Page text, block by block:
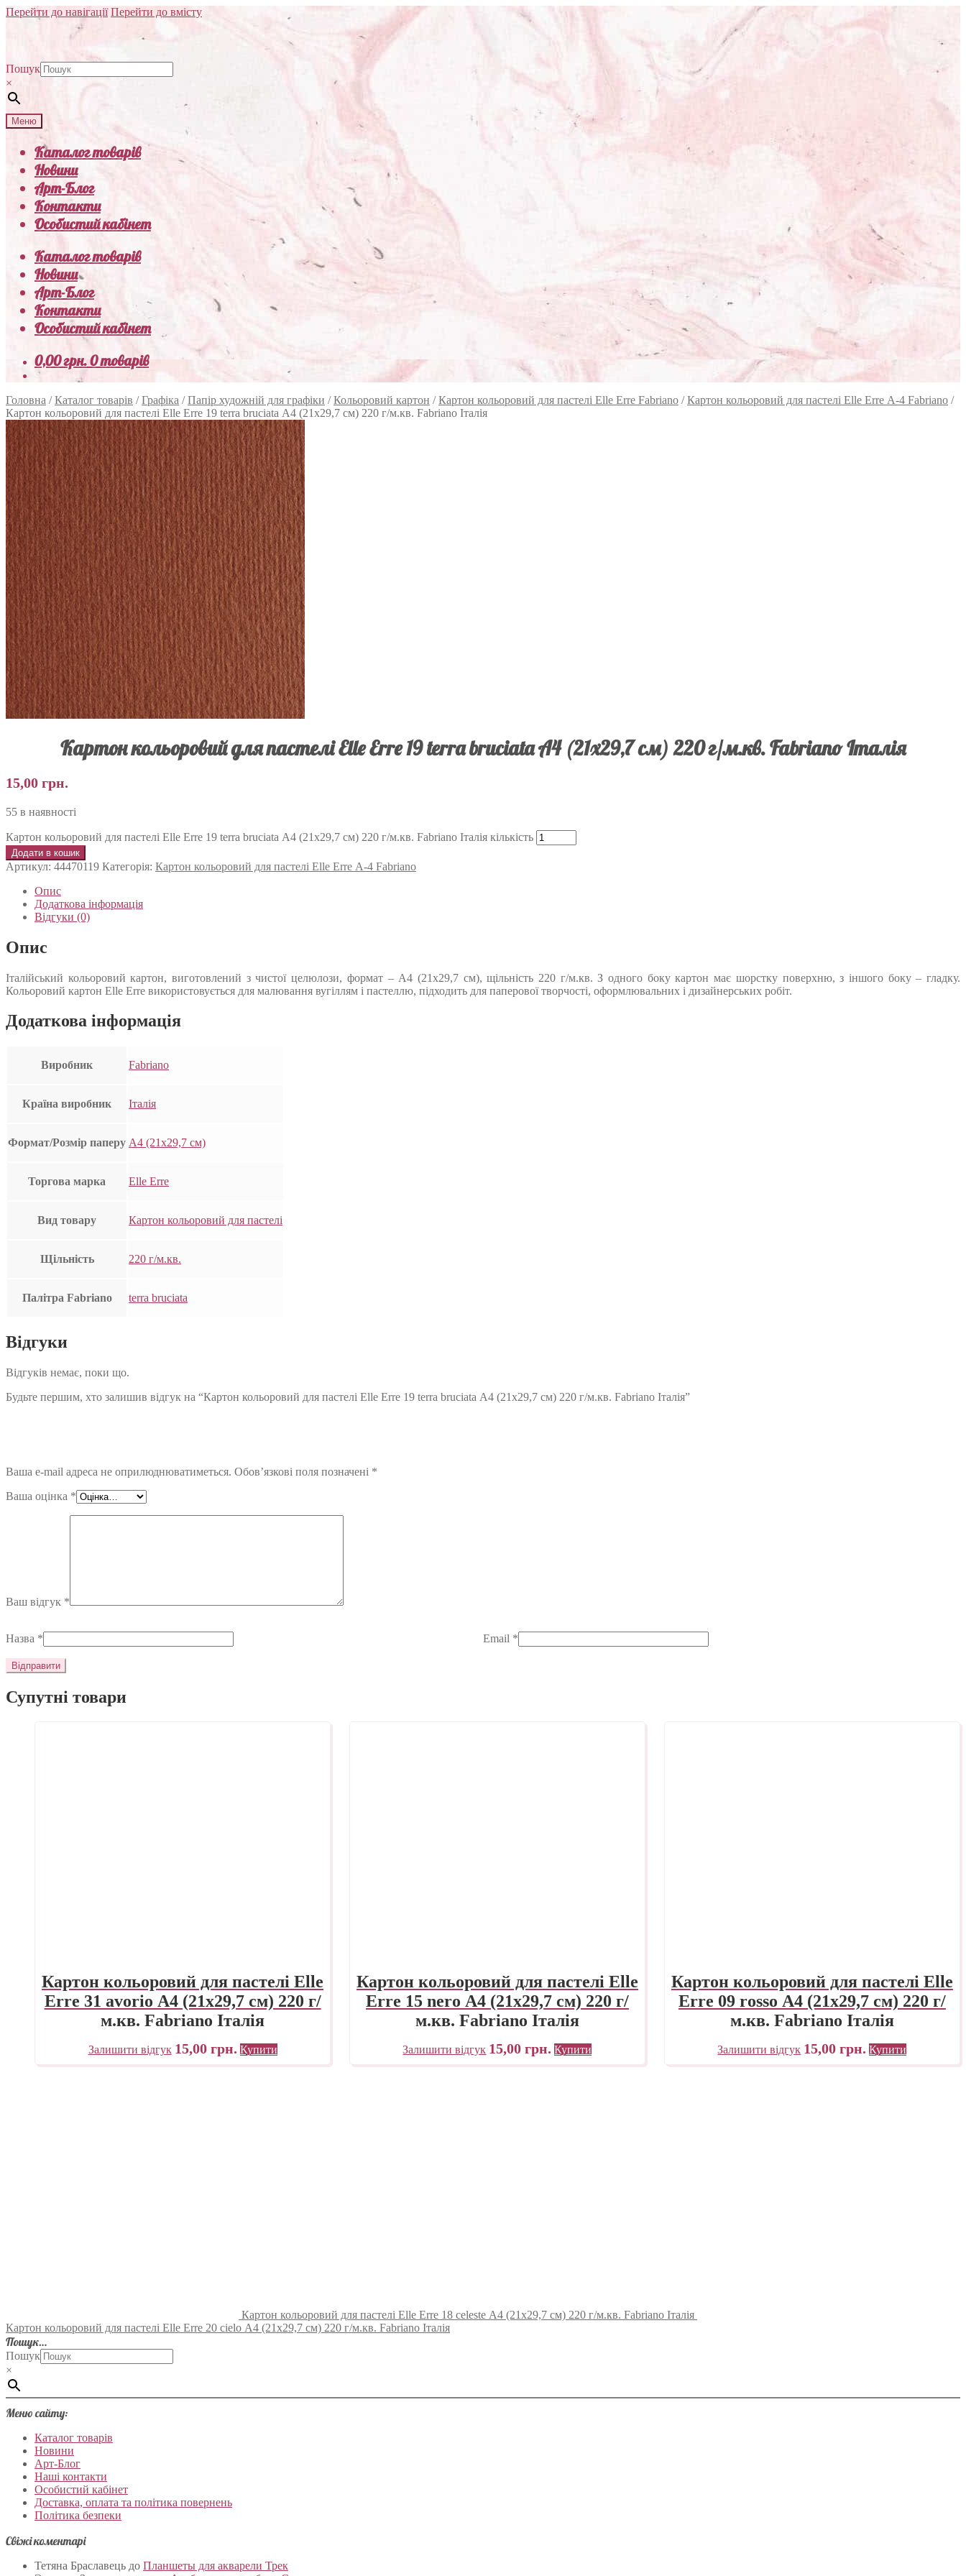
Перейти до навігації Перейти до вмісту
Пошук
×
Меню
Каталог товарів
Новини
Арт-Блог
Контакти
Особистий кабінет
Каталог товарів
Новини
Арт-Блог
Контакти
Особистий кабінет
0,00грн.0 товарів
Головна /Каталог товарів /Графіка /Папір художній для графіки /Кольоровий картон /Картон кольоровий для пастелі Elle Erre Fabriano /Картон кольоровий для пастелі Elle Erre А-4 Fabriano /
Картон кольоровий для пастелі Elle Erre 19 terra bruciata А4 (21х29,7 см) 220 г/м.кв. Fabriano Італія
Картон кольоровий для пастелі Elle Erre 19 terra bruciata А4 (21х29,7 см) 220 г/м.кв. Fabriano Італія
15,00 грн.
55 в наявності
Картон кольоровий для пастелі Elle Erre 19 terra bruciata А4 (21х29,7 см) 220 г/м.кв. Fabriano Італія кількість
Додати в кошик
Артикул: 44470119 Категорія: Картон кольоровий для пастелі Elle Erre А-4 Fabriano
Опис
Додаткова інформація
Відгуки (0)
Опис
Італійський кольоровий картон, виготовлений з чистої целюлози, формат – А4 (21х29,7 см), щільність 220 г/м.кв. З одного боку картон має шорстку поверхню, з іншого боку – гладку.
Кольоровий картон Elle Erre використовується для малювання вугіллям і пастеллю, підходить для паперової творчості, оформлювальних і дизайнерських робіт.
Додаткова інформація
Виробник Fabriano
Країна виробник Італія
Формат/Розмір паперу А4 (21х29,7 см)
Торгова марка Elle Erre
Вид товару Картон кольоровий для пастелі
Щільність 220 г/м.кв.
Палітра Fabriano terra bruciata
Відгуки
Відгуків немає, поки що.
Будьте першим, хто залишив відгук на “Картон кольоровий для пастелі Elle Erre 19 terra bruciata А4 (21х29,7 см) 220 г/м.кв. Fabriano Італія”
Ваша e-mail адреса не оприлюднюватиметься. Обов’язкові поля позначені *
Ваша оцінка *
Ваш відгук *
Назва * Email *
Супутні товари
Картон кольоровий для пастелі Elle
Erre 31 avorio А4 (21х29,7 см) 220 г/
м.кв. Fabriano Італія
Залишити відгук 15,00 грн. Купити
Картон кольоровий для пастелі Elle
Erre 15 nero А4 (21х29,7 см) 220 г/
м.кв. Fabriano Італія
Залишити відгук 15,00грн. Купити
Картон кольоровий для пастелі Elle
Erre 09 rosso А4 (21х29,7 см) 220 г/
м.кв. Fabriano Італія
Залишити відгук 15,00грн. Купити
Картон кольоровий для пастелі Elle Erre 18 celeste А4 (21х29,7 см) 220 г/м.кв. Fabriano Італія
Картон кольоровий для пастелі Elle Erre 20 cielo А4 (21х29,7 см) 220 г/м.кв. Fabriano Італія
Пошук…
Пошук
×
Меню сайту:
Каталог товарів
Новини
Арт-Блог
Наші контакти
Особистий кабінет
Доставка, оплата та політика повернень
Політика безпеки
Свіжі коментарі
Тетяна Браславець до Планшеты для акварели Трек